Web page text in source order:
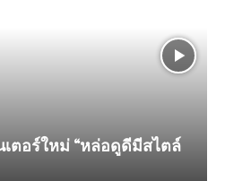
เตอร์​ใหม่​ “หล่อดูดี​มีสไตล์​